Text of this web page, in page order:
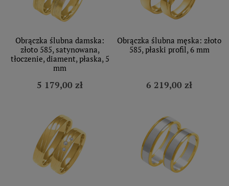
Obrączka ślubna damska:
złoto 585, satynowana,
tłoczenie, diament, płaska, 5
mm
5 179,00 zł
Obrączka ślubna męska: złoto
585, płaski profil, 6 mm
6 219,00 zł